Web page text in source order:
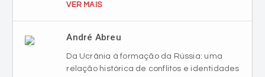
VER MAIS
André Abreu
Da Ucrânia à formação da Rússia: uma
relação histórica de conflitos e identidades